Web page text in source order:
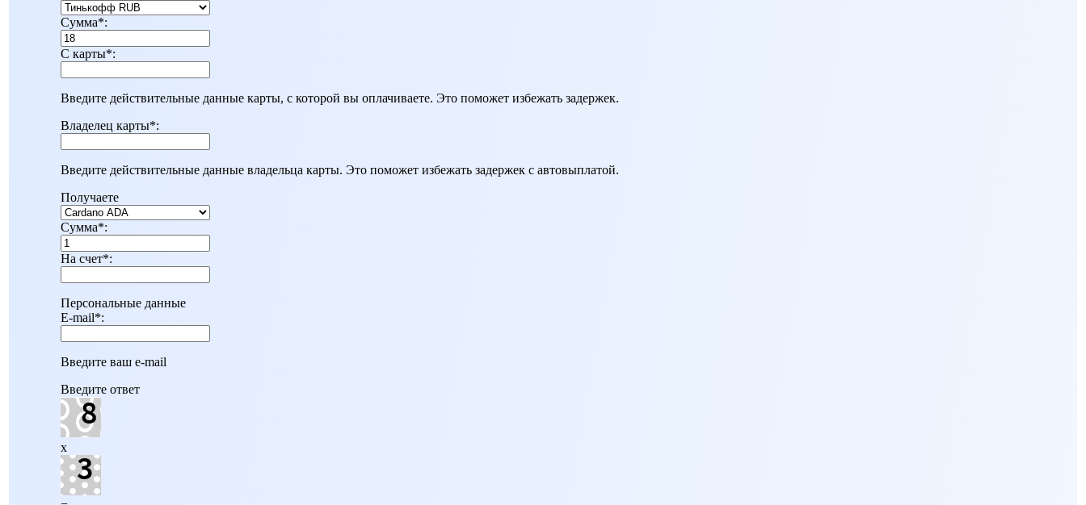
Сумма*:
С карты*:
Введите действительные данные карты, с которой вы оплачиваете. Это поможет избежать задержек.
Владелец карты*:
Введите действительные данные владельца карты. Это поможет избежать задержек с автовыплатой.
Получаете
Сумма*:
На счет*:
Персональные данные
E-mail*:
Введите ваш e-mail
Введите ответ
x